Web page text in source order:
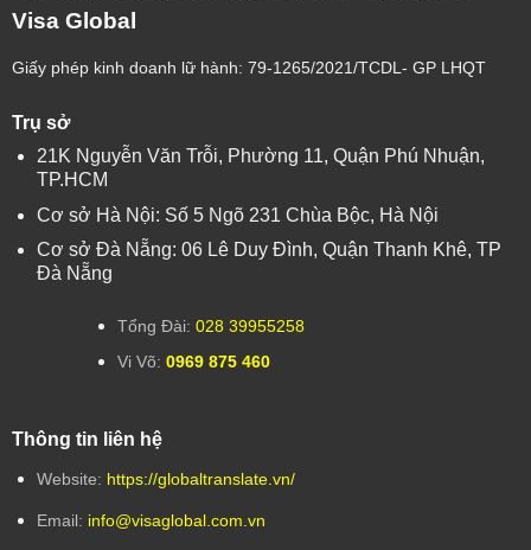
Visa Global
Giấy phép kinh doanh lữ hành: 79-1265/2021/TCDL- GP LHQT
Trụ sở
21K Nguyễn Văn Trỗi, Phường 11, Quận Phú Nhuận,
TP.HCM
Cơ sở Hà Nội: Số 5 Ngõ 231 Chùa Bộc, Hà Nội
Cơ sở Đà Nẵng: 06 Lê Duy Đình, Quận Thanh Khê, TP
Đà Nẵng
Tổng Đài:028 39955258
Vi Võ:0969 875 460
Thông tin liên hệ
Website: https://globaltranslate.vn/
Email: info@visaglobal.com.vn